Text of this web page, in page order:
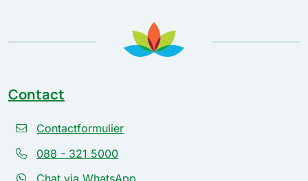
Contact
Contactformulier
088 - 321 5000